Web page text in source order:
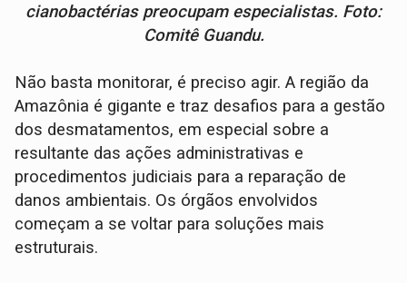
cianobactérias preocupam especialistas. Foto:
Comitê Guandu.
Não basta monitorar, é preciso agir. A região da
Amazônia é gigante e traz desafios para a gestão
dos desmatamentos, em especial sobre a
resultante das ações administrativas e
procedimentos judiciais para a reparação de
danos ambientais. Os órgãos envolvidos
começam a se voltar para soluções mais
estruturais.